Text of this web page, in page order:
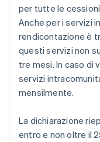
per tutte le
Anche per i servizi
rendicontazione è
questi servizi non
tre mesi. In caso di
servizi
mensilmente.
La dichiarazione
entro e non oltre il